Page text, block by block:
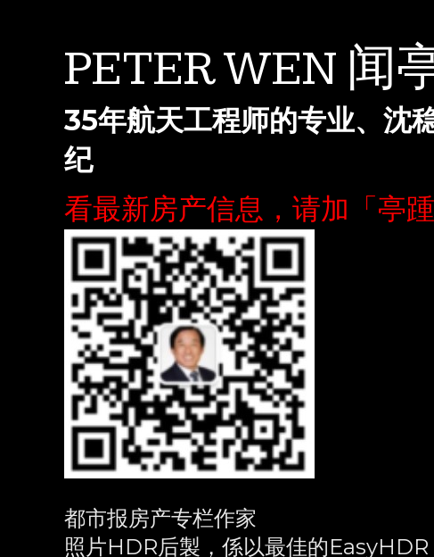
PETER WEN 闻
35年航天工程师的专业、沈
纪
看最新房产信息，请加「亭
都市报房产专栏作家
照片HDR后製，係以最佳的EasyHDR